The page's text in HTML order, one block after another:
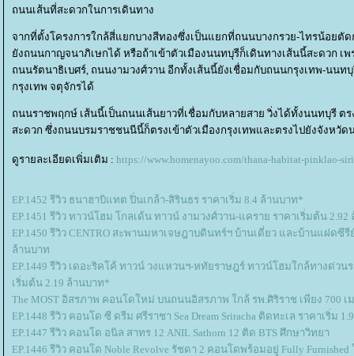
ถนนเส้นที่สะดวกในการเดินทาง
จากที่ตั้งโครงการใกล้สี่แยกบางสีทองซึ่งเป็นแยกที่ถนนบางกรวย-ไทรน้อย
งถนนกาญจนาภิเษกได้ หรือถ้าเข้าตัวเมืองนนทบุรีก็เดินทางเส้นนี้สะดวก เ
ถนนรัตนาธิเบศร์, ถนนงามวงศ์วาน อีกทั้งเส้นนี้ยังเชื่อมกับถนนกรุงเทพ-นนท
กรุงเทพ จตุจักรได้
ถนนราชพฤกษ์ เส้นนี้เป็นถนนเส้นยาวที่เชื่อมกับหลายสาย วิ่งได้ทั้งนนทบุรี
สะดวก ซึ่งถนนบรมราชชนนีนี้ก็ตรงเข้าตัวเมืองกรุงเทพและตรงไปยังจังห
ดูรายละเอียดเพิ่มเติม : https://www.homenayoo.com/thana-habitat-pinklao-
EP.1452 รีวิว ธนาฮาบิแทต ปิ่นเกล้า-สิรินธร ราคาเริ่ม 8.4 ล้านบาท*
EP.1451 รีวิว ทาวน์โฮม โกลเด้น ทาวน์ งามวงศ์วาน-แคราย ราคาเริ่มต้น 2.92
EP.1450 รีวิว CENTRO สะพานมหาเจษฎาบดินทร์ฯ บ้านเดี่ยว และบ้านแฝดซีรี
ล้านบาท
EP.1449 รีวิว เดอะริคโค้ ทาวน์ วงแหวนฯ-หทัยราษฎร์ ทาวน์โฮมใกล้ทางด่ว
เริ่มต้น 2.19 ล้านบาท*
The MOST อิสรภาพ คอนโดใหม่ บนถนนอิสรภาพ ใกล้ รพ.ศิริราช เพียง 700 เ
EP.1448 รีวิว คอนโด ซี ดรีม ศรีราชา Sea Dream Sriracha ติดทะเล ราคาเริ่ม
EP.1447 รีวิว คอนโด อนิล สาทร 12 ANIL Sathorn 12 ติด BTS ศึกษาวิทยา
EP.1446 รีวิว คอนโด Noble Revolve รัชดา 2 คอนโดพร้อมอยู่ Fully